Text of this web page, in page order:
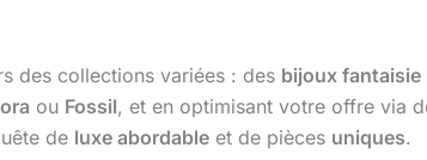
des collections variées : des bijoux fantaisie
ou Fossil, et en optimisant votre offre via
de luxe abordable et de pièces uniques.